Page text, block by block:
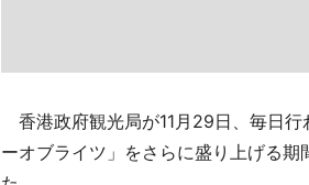
香港政府観光局が11月29日、毎日行
ーオブライツ」をさらに盛り上げる